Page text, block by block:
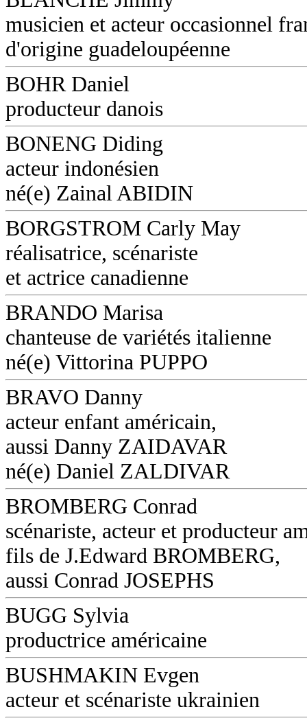
musicien et acteur occasionnel
d'origine guadeloupéenne
BOHR Daniel
producteur danois
BONENG Diding
acteur indonésien
né(e) Zainal ABIDIN
BORGSTROM Carly May
réalisatrice, scénariste
et actrice canadienne
BRANDO Marisa
chanteuse de variétés italienne
né(e) Vittorina PUPPO
BRAVO Danny
acteur enfant américain,
aussi Danny ZAIDAVAR
né(e) Daniel ZALDIVAR
BROMBERG Conrad
scénariste, acteur et producteur
fils de J.Edward BROMBERG,
aussi Conrad JOSEPHS
BUGG Sylvia
productrice américaine
BUSHMAKIN Evgen
acteur et scénariste ukrainien